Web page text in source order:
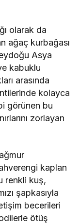
olarak da
ağaç kurbağası
Asya
kabuklu
arasında
kolayca
görünen bu
zorlayan
kaplan
renkli kuş,
şapkasıyla
becerileri
ötüş